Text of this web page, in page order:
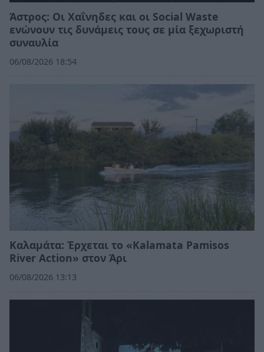
Άστρος: Οι Χαΐνηδες και οι Social Waste
ενώνουν τις δυνάμεις τους σε μία ξεχωριστή
συναυλία
06/08/2026 18:54
Καλαμάτα: Έρχεται το «Kalamata Pamisos
River Action» στον Άρι
06/08/2026 13:13